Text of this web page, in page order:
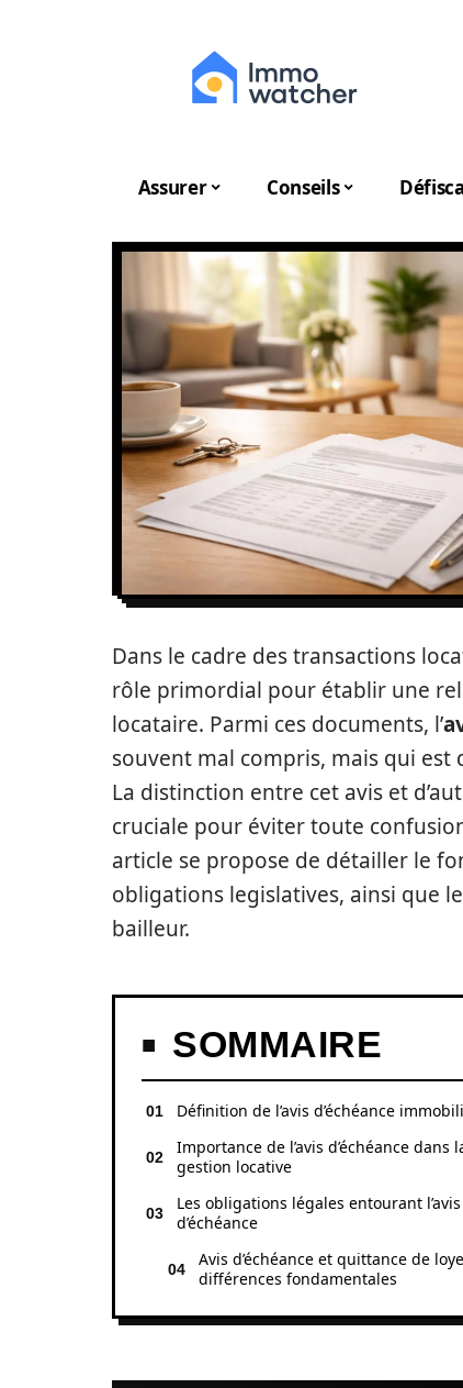
Assurer Conseils
Dans le cadre des transactions
rôle primordial pour établir une
locataire. Parmi ces documents, l’
souvent mal compris, mais qui est
La distinction entre cet avis et
cruciale pour éviter toute
article se propose de détailler le
obligations legislatives, ainsi que
bailleur.
SOMMAIRE
Définition de l’avis d’échéance
Importance de l’avis d’échéance dans
gestion locative
Les obligations légales entourant l’avis
d’échéance
Avis d’échéance et quittance de
différences fondamentales